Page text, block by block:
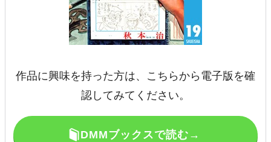
作品に興味を持った方は、こちらから電子版を確
認してみてください。
DMMブックスで読む→